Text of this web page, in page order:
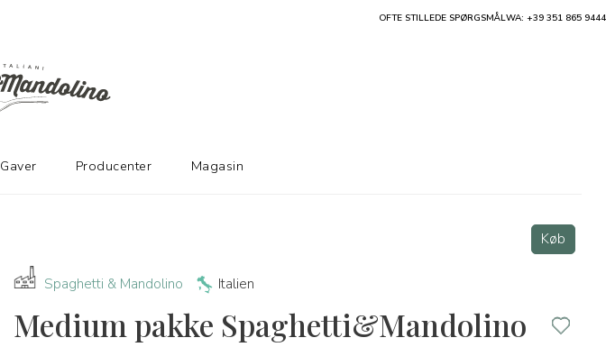
Køb
Spaghetti & Mandolino Italien
Medium pakke Spaghetti&Mandolino
OFTE STILLEDE SPØRGSMÅLWA: +39 351 865 9444
Gaver Producenter Magasin